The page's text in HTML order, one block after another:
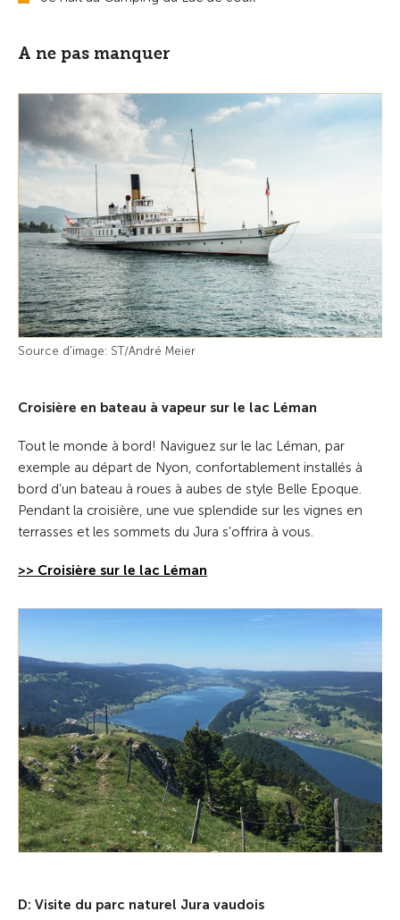
A ne pas manquer
Source d'image: ST/André Meier
Croisière en bateau à vapeur sur le lac Léman
Tout le monde à bord! Naviguez sur le lac Léman, par
exemple au départ de Nyon, confortablement installés à
bord d’un bateau à roues à aubes de style Belle Epoque.
Pendant la croisière, une vue splendide sur les vignes en
terrasses et les sommets du Jura s’offrira à vous.
>> Croisière sur le lac Léman
D: Visite du parc naturel Jura vaudois